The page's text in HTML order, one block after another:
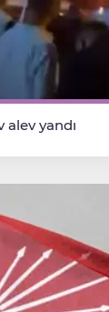
alev yandı